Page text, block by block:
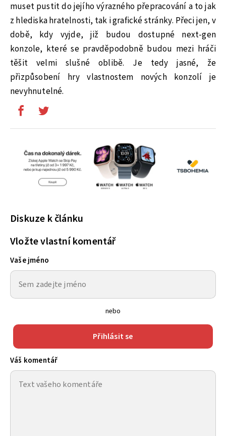
muset pustit do jejího výrazného přepracování a to jak
z hlediska hratelnosti, tak i grafické stránky. Přeci jen, v
době, kdy vyjde, již budou dostupné next-gen
konzole, které se pravděpodobně budou mezi hráči
těšit velmi slušné oblibě. Je tedy jasné, že
přizpůsobení hry vlastnostem nových konzolí je
nevyhnutelné.
Diskuze k článku
Vložte vlastní komentář
Vaše jméno
nebo
Přihlásit se
Váš komentář